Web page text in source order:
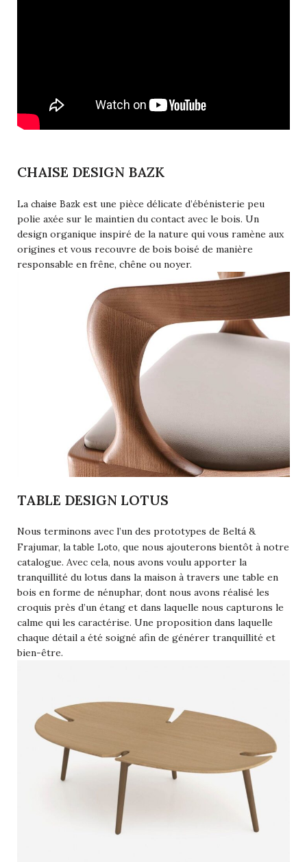
CHAISE DESIGN BAZK
La chaise Bazk est une pièce délicate d’ébénisterie peu
polie axée sur le maintien du contact avec le bois. Un
design organique inspiré de la nature qui vous ramène aux
origines et vous recouvre de bois boisé de manière
responsable en frêne, chêne ou noyer.
TABLE DESIGN LOTUS
Nous terminons avec l’un des prototypes de Beltá &
Frajumar, latable Loto, que nous ajouterons bientôt à notre
catalogue. Avec cela, nous avons voulu apporter la
tranquillité du lotus dans la maison à travers une table en
bois en forme de nénuphar, dont nous avons réalisé les
croquis près d’un étang et dans laquelle nous capturons le
calme qui les caractérise. Une proposition dans laquelle
chaque détail a été soigné afin de générer tranquillité et
bien-être.